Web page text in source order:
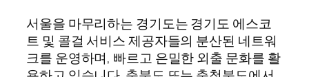
서울을 마무리하는 경기도는 경기도 에스코
트 및 콜걸 서비스 제공자들의 분산된 네트워
크를 운영하며, 빠르고 은밀한 외출 문화를 활